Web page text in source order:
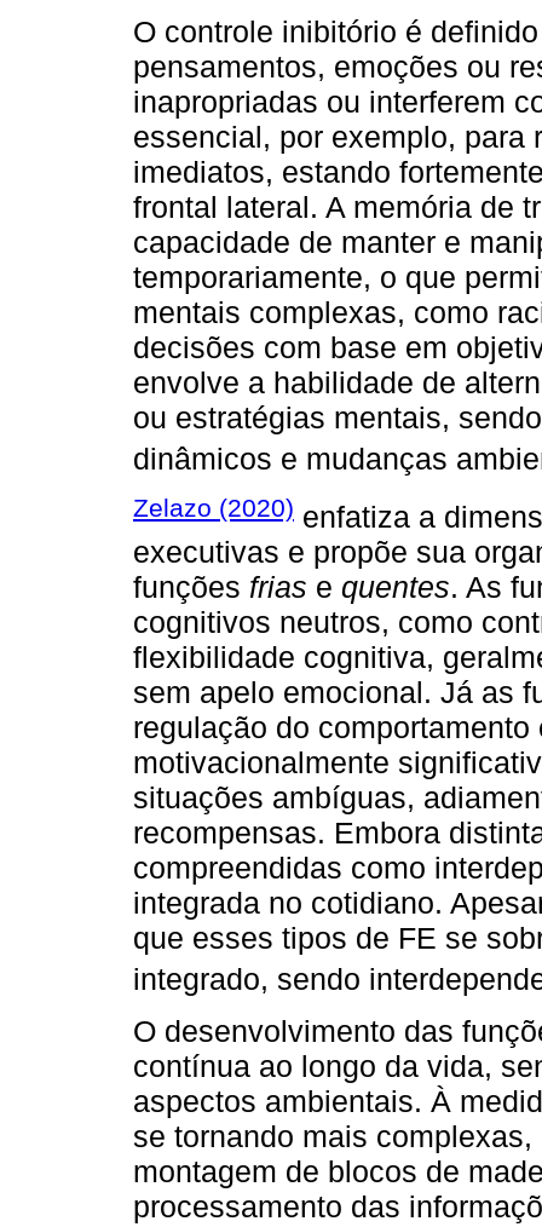
O controle inibitório é
pensamentos, emoções ou
inapropriadas ou interferem
essencial, por exemplo,
imediatos, estando
frontal lateral. A memória de
capacidade de manter e
temporariamente, o que
mentais complexas, como
decisões com base em
envolve a habilidade de
ou estratégias mentais,
dinâmicos e mudanças
Zelazo (2020) enfatiza a
executivas e propõe sua
funções frias e quentes. As
cognitivos neutros, como
flexibilidade cognitiva,
sem apelo emocional. Já as
regulação do
motivacionalmente
situações ambíguas,
recompensas. Embora
compreendidas como
integrada no cotidiano.
que esses tipos de FE se
integrado, sendo
O desenvolvimento das
contínua ao longo da vida,
aspectos ambientais. À
se tornando mais
montagem de blocos de
processamento das